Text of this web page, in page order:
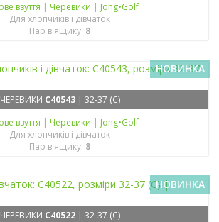
взуття | Черевики | Jong•Golf
Для хлопчиків і дівчаток
Пар в ящику: 8
НОВИНКА
ЧЕРЕВИКИ C40543| 32-37 (C)
взуття | Черевики | Jong•Golf
Для хлопчиків і дівчаток
Пар в ящику: 8
НОВИНКА
ЧЕРЕВИКИ C40522| 32-37 (C)